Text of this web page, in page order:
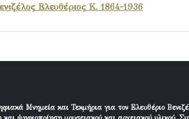
Ελευθέριος Κ. 1864-1936
Μνημεία και Τεκμήρια για τον Ελευθέριο